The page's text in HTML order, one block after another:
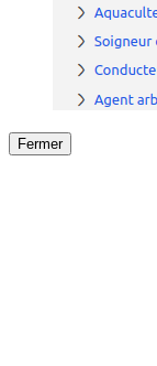
Fermer